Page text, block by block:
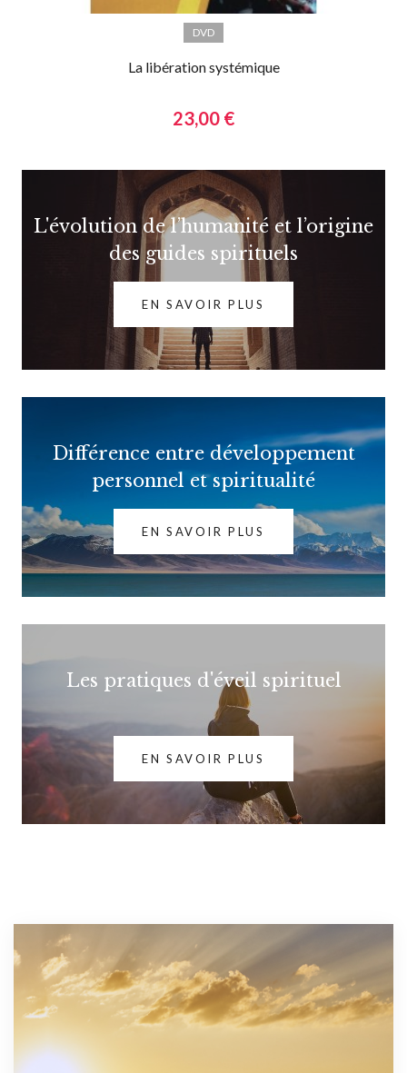
DVD
La libération systémique
23,00 €
L'évolution de l’humanité et l’origine
des guides spirituels
EN SAVOIR PLUS
Différence entre développement
personnel et spiritualité
EN SAVOIR PLUS
Les pratiques d'éveil spirituel
EN SAVOIR PLUS